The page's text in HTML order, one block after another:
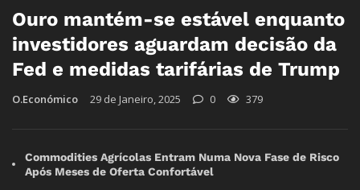
Ouro mantém-se estável enquanto
investidores aguardam decisão da
Fed e medidas tarifárias de Trump
O.Económico 29 de Janeiro, 2025 0 379
Commodities Agrícolas Entram Numa Nova Fase de Risco
Após Meses de Oferta Confortável